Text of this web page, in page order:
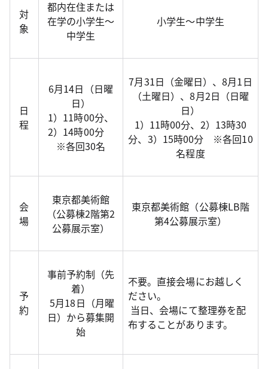
対
象
都内在住または
在学の小学生～
中学生
小学生～中学生
日
程
6月14日（日曜
日）
1）11時00分、
2）14時00分
※各回30名
7月31日（金曜日）、8月1日
（土曜日）、8月2日（日曜
日）
1）11時00分、2）13時30
分、3）15時00分 ※各回10
名程度
会
場
東京都美術館
（公募棟2階第2
公募展示室）
東京都美術館（公募棟LB階
第4公募展示室）
予
約
事前予約制（先
着）
5月18日（月曜
日）から募集開
始
不要。直接会場にお越しく
ださい。
当日、会場にて整理券を配
布することがあります。